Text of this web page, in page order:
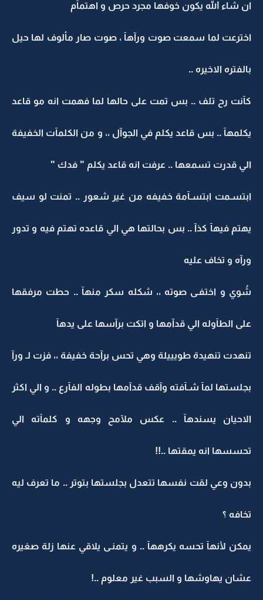
ان شاء الله يكون خوفها مجرد حرص و اهتمآم
اخترعت لما سمعت صوت ورآهآ ، صوت صار مألوف لها حيل
بالفتره الاخيره ..
كآنت رح تلف .. بس تمت على حالها لما فهمت انه مو قاعد
يكلمهآ .. بس قاعد يكلم في الجوآل ،، و من الكلمآت الخفيفة
الي قدرت تسمعها .. عرفت انه قاعد يكلم " فدك "
ابتسـمت ابتسـآمة خفيفه من غير شعور .. تمنت لو سيف
يهتم فيهآ كذآ .. بس بحالتها هي الي قاعده تهتم فيه و تدور
ورآه و تخاف عليه
شُوي و اختفـى صوته ،، شكله سكر منهآ .. حطت مرفقها
على الطآوله الي قدآمها و اتكت برآسها على يدهآ
تنهدت تنهيدة طويييلة وهي تحس برآحة خفيفة ،، فزت لـ ورآ
بجلستها لمآ شـآفته وآقف قدآمها بطوله الفآرع .. و الي اكثر
الاحيان يسندهآ .. عكس ملآمح وجهه و كلمآته الي
تحسسها انه يمقتها ..!!
بدون وعي لقت نفسها تتعدل بجلستها بتوتر .. ما تعرف ليه
تخافه ؟
يمكن لأنهآ تحسه يكرههآ .. و يتمنـى يلاقي عنها زلة صغيره
عشان يهاوشها و السبب غير معلوم ..!